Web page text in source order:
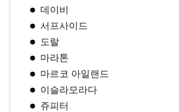
데이비
서프사이드
도랄
마라톤
마르코 아일랜드
이슬라모라다
쥬피터